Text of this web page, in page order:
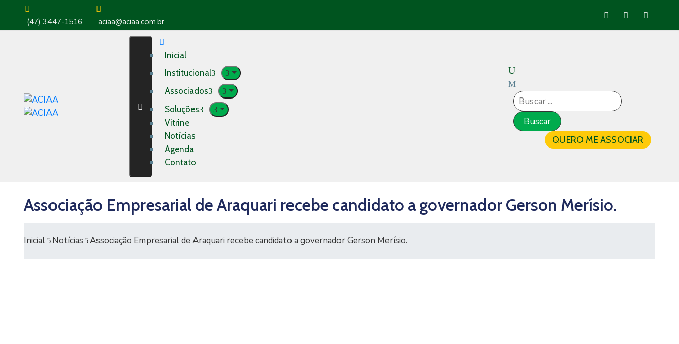
(47) 3447-1516 aciaa@aciaa.com.br
Inicial
Institucional
Associados
Soluções
Vitrine
Notícias
Agenda
Contato
QUERO ME ASSOCIAR
Associação Empresarial de Araquari recebe candidato a governador Gerson Merísio.
Inicial Notícias Associação Empresarial de Araquari recebe candidato a governador Gerson Merísio.